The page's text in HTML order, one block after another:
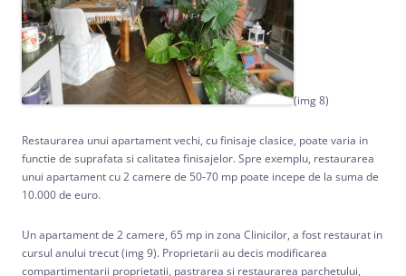
(img 8)
Restaurarea unui apartament vechi, cu finisaje clasice, poate varia in
functie de suprafata si calitatea finisajelor. Spre exemplu, restaurarea
unui apartament cu 2 camere de 50-70 mp poate incepe de la suma de
10.000 de euro.
Un apartament de 2 camere, 65 mp in zona Clinicilor, a fost restaurat in
cursul anului trecut (img 9). Proprietarii au decis modificarea
compartimentarii proprietatii, pastrarea si restaurarea parchetului,